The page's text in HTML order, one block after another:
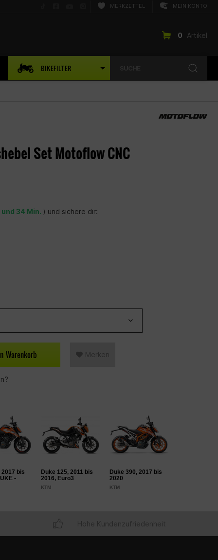
Folge
MERKZETTEL MEIN KONTO
0 Artikel
BIKEFILTER
Set Motoflow CNC
und 34 Min. ) und sichere dir:
Warenkorb Merken
2017 bis
-
Duke 125, 2011 bis
2016, Euro3
KTM
Duke 390, 2017 bis
2020
KTM
Hohe Kundenzufriedenheit